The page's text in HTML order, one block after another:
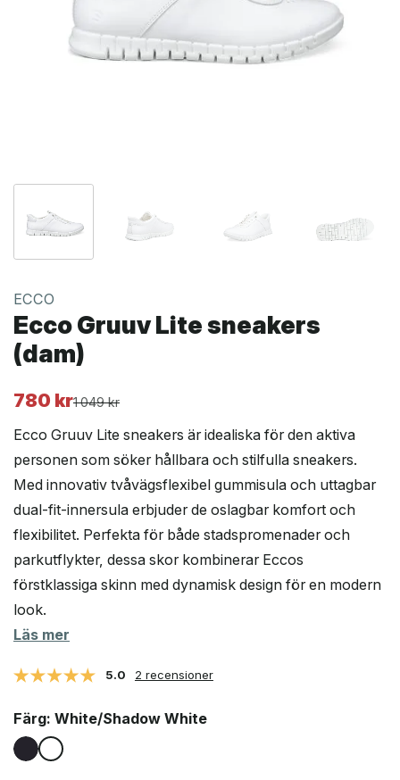
ECCO
Ecco Gruuv Lite sneakers
(dam)
1 049kr
Det
priset
var:
1
049 kr.
780 kr
Det
priset
är:
780 kr.
Ecco Gruuv Lite sneakers är idealiska för den aktiva
personen som söker hållbara och stilfulla sneakers.
Med innovativ tvåvägsflexibel gummisula och uttagbar
dual-fit-innersula erbjuder de oslagbar komfort och
flexibilitet. Perfekta för både stadspromenader och
parkutflykter, dessa skor kombinerar Eccos
förstklassiga skinn med dynamisk design för en modern
look.
Läs mer
5.0 2 recensioner
Färg: White/Shadow White